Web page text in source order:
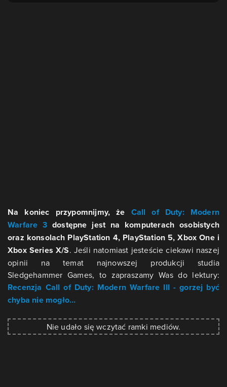
Na koniec przypomnijmy, że Call of Duty: Modern
Warfare 3 dostępne jest na komputerach osobistych
oraz konsolach PlayStation 4, PlayStation 5, Xbox One i
Xbox Series X/S. Jeśli natomiast jesteście ciekawi naszej
opinii na temat najnowszej produkcji studia
Sledgehammer Games, to zapraszamy Was do lektury:
Recenzja Call of Duty: Modern Warfare III - gorzej być
chyba nie mogło…
Nie udało się wczytać ramki mediów.